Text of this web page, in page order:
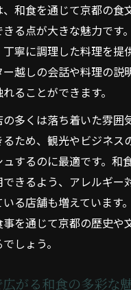
和食を通じて京都の食
る点が大きな魅力です
寧に調理した料理を提
ー越しの会話や料理の説
ることができます。
の多くは落ち着いた雰囲
るため、観光やビジネス
するのに最適です。和
きるよう、アレルギー
る店舗も増えています
を通じて京都の歴史や
しょう。
がる和食の多彩な